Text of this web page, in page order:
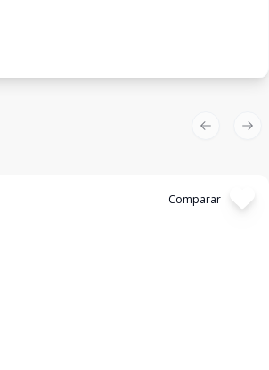
Comparar
Previous